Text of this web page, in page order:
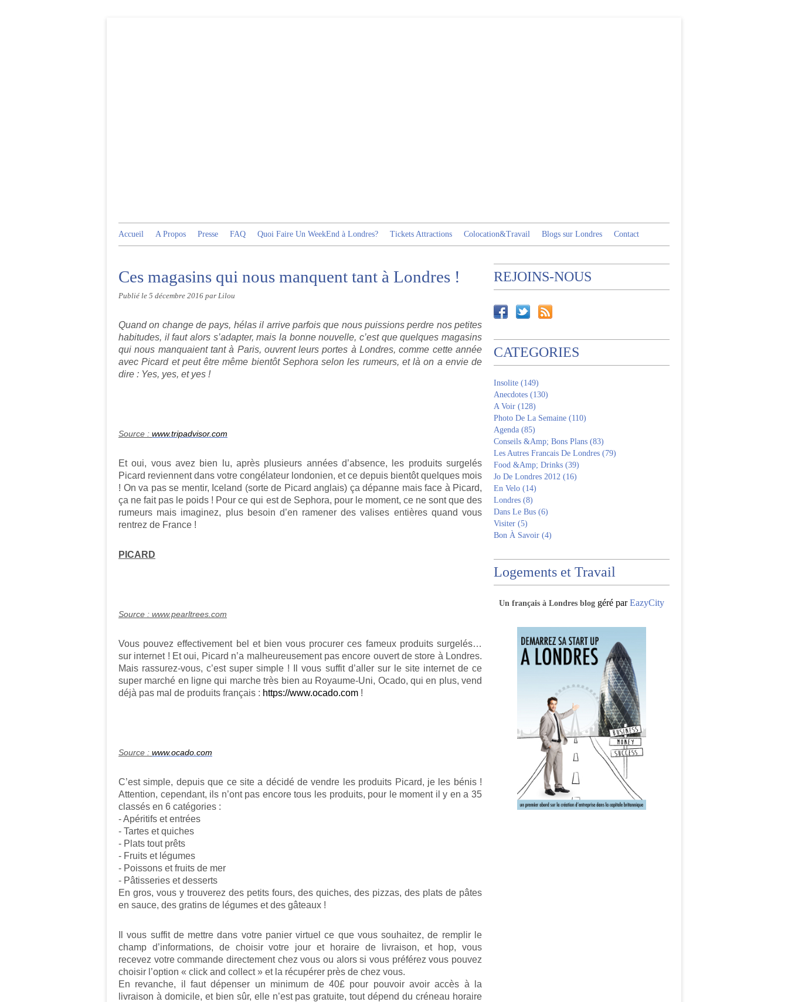
Accueil A Propos Presse FAQ Quoi Faire Un WeekEnd à Londres? Tickets Attractions Colocation&Travail Blogs sur Londres Contact
Ces magasins qui nous manquent tant à Londres !
Publié le 5 décembre 2016 par Lilou
Quand on change de pays, hélas il arrive parfois que nous puissions perdre nos petites
habitudes, il faut alors s’adapter, mais la bonne nouvelle, c’est que quelques magasins
qui nous manquaient tant à Paris, ouvrent leurs portes à Londres, comme cette année
avec Picard et peut être même bientôt Sephora selon les rumeurs, et là on a envie de
dire : Yes, yes, et yes !
Source : www.tripadvisor.com
Et oui, vous avez bien lu, après plusieurs années d’absence, les produits surgelés
Picard reviennent dans votre congélateur londonien, et ce depuis bientôt quelques mois
! On va pas se mentir, Iceland (sorte de Picard anglais) ça dépanne mais face à Picard,
ça ne fait pas le poids ! Pour ce qui est de Sephora, pour le moment, ce ne sont que des
rumeurs mais imaginez, plus besoin d’en ramener des valises entières quand vous
rentrez de France !
PICARD
Source : www.pearltrees.com
Vous pouvez effectivement bel et bien vous procurer ces fameux produits surgelés…
sur internet ! Et oui, Picard n’a malheureusement pas encore ouvert de store à Londres.
Mais rassurez-vous, c’est super simple ! Il vous suffit d’aller sur le site internet de ce
super marché en ligne qui marche très bien au Royaume-Uni, Ocado, qui en plus, vend
déjà pas mal de produits français : https://www.ocado.com !
Source : www.ocado.com
C’est simple, depuis que ce site a décidé de vendre les produits Picard, je les bénis !
Attention, cependant, ils n’ont pas encore tous les produits, pour le moment il y en a 35
classés en 6 catégories :
- Apéritifs et entrées
- Tartes et quiches
- Plats tout prêts
- Fruits et légumes
- Poissons et fruits de mer
- Pâtisseries et desserts
En gros, vous y trouverez des petits fours, des quiches, des pizzas, des plats de pâtes
en sauce, des gratins de légumes et des gâteaux !
Il vous suffit de mettre dans votre panier virtuel ce que vous souhaitez, de remplir le
champ d’informations, de choisir votre jour et horaire de livraison, et hop, vous
recevez votre commande directement chez vous ou alors si vous préférez vous pouvez
choisir l’option « click and collect » et la récupérer près de chez vous.
En revanche, il faut dépenser un minimum de 40£ pour pouvoir avoir accès à la
livraison à domicile, et bien sûr, elle n’est pas gratuite, tout dépend du créneau horaire
REJOINS-NOUS
CATEGORIES
Insolite (149)
Anecdotes (130)
A Voir (128)
Photo De La Semaine (110)
Agenda (85)
Conseils &Amp; Bons Plans (83)
Les Autres Francais De Londres (79)
Food &Amp; Drinks (39)
Jo De Londres 2012 (16)
En Velo (14)
Londres (8)
Dans Le Bus (6)
Visiter (5)
Bon À Savoir (4)
Logements et Travail
Un français à Londres blog géré parEazyCity